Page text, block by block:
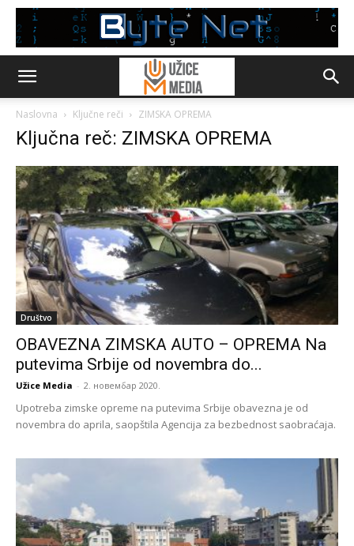
Naslovna Ključne reči ZIMSKA OPREMA
Ključna reč: ZIMSKA OPREMA
Društvo
OBAVEZNA ZIMSKA AUTO – OPREMA Na
putevima Srbije od novembra do...
Užice Media - 2. новембар 2020.
Upotreba zimske opreme na putevima Srbije obavezna je od
novembra do aprila, saopštila Agencija za bezbednost saobraćaja.